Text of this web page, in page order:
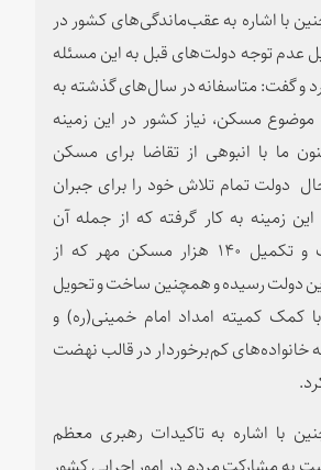
با اشاره به عقب‌ماندگی‌های کشور در
عدم توجه دولت‌های قبل به این مسئله
و گفت: متاسفانه در سال‌های گذشته به
مسکن، نیاز کشور در این زمینه
ما با انبوهی از تقاضا برای مسکن
دولت تمام تلاش خود را برای جبران
زمینه به کار گرفته که از جمله آن
می‌توان به ساخت و تکمیل ۱۴۰ هزار مسکن مهر که از
دولت رسیده و همچنین ساخت و تحویل
با کمک کمیته امداد امام خمینی(ره) و
خانواده‌های کم‌برخوردار در قالب نهضت
با اشاره به تاکیدات رهبری معظم
به مشارکت مردم در امور اجرایی کشور